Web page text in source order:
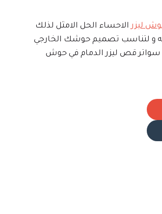
ليزرالاحساء الحل الامثل لذلك
و لتناسب تصميم حوشك الخارجي
قص ليزر الدمام في حوش